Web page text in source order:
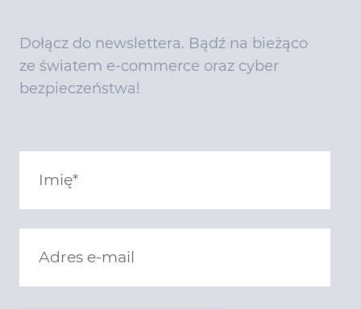
Dołącz do newslettera. Bądź na bieżąco
ze światem e-commerce oraz cyber
bezpieczeństwa!